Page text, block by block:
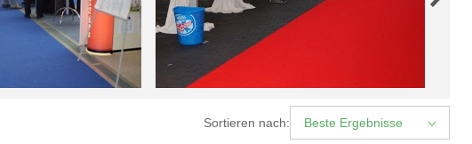
Sortieren nach: Beste Ergebnisse